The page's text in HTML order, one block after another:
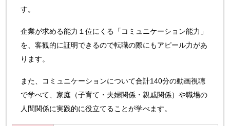
す。
企業が求める能力１位にくる「コミュニケーション能力」
を、客観的に証明できるので転職の際にもアピール力があ
ります。
また、コミュニケーションについて合計140分の動画視聴
で学べて、家庭（子育て・夫婦関係・親戚関係）や職場の
人間関係に実践的に役立てることが学べます。